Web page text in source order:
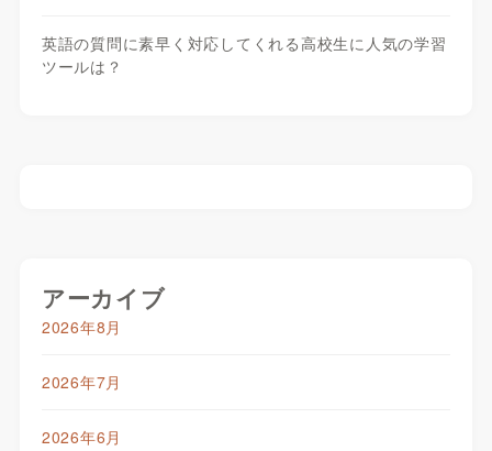
英語の質問に素早く対応してくれる高校生に人気の学習
ツールは？
アーカイブ
2026年8月
2026年7月
2026年6月